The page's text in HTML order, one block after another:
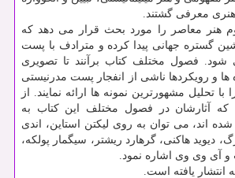
معرفی گشتند.
هنر معاصر را مورد بحث قرار می دهد که
گستره جهانی پیدا کرده و مترادف با پست
شود. فصول مختلف کتاب برآنند تا تصویری
ها و رویکردها ناشی از انفجار پست مدرنیستی
تحلیل مشهورترین نمونه ها ارائه نمایند. از
که آثارشان در فصول مختلف این کتاب به
اند، می توان به روی لیکتن استاین، اندی
دیوید هاکنی، گرهارد ریشتر، سیگمار پولکه،
آی وی وی اشاره نمود.